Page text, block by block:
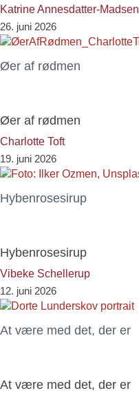
Katrine Annesdatter-Madsen
26. juni 2026
Øer af rødmen
Øer af rødmen
Charlotte Toft
19. juni 2026
Hybenrosesirup
Hybenrosesirup
Vibeke Schellerup
12. juni 2026
At være med det, der er
At være med det, der er